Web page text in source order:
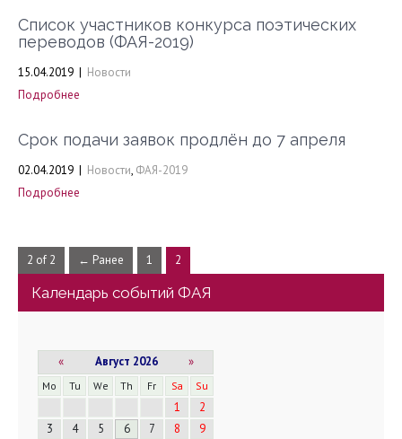
Список участников конкурса поэтических
переводов (ФАЯ-2019)
15.04.2019 | Новости
Подробнее
Срок подачи заявок продлён до 7 апреля
02.04.2019 | Новости, ФАЯ-2019
Подробнее
2 of 2 ← Ранее 1 2
Календарь событий ФАЯ
« Август 2026 »
Mo Tu We Th Fr Sa Su
1
2
3
4 5 6 7 8
9